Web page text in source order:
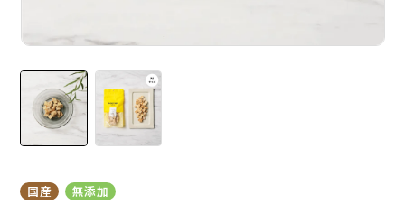
国産 無添加